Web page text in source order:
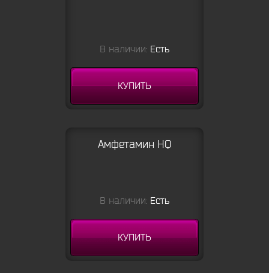
В наличии: Есть
КУПИТЬ
Амфетамин HQ
В наличии: Есть
КУПИТЬ